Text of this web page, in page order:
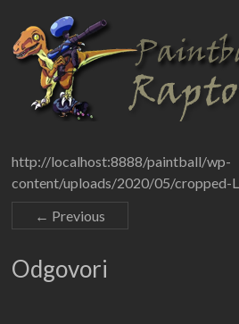
http://localhost:8888/paintball/wp-
content/uploads/2020/05/cropped-
← Previous
Odgovori